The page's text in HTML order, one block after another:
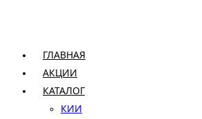
ГЛАВНАЯ
АКЦИИ
КАТАЛОГ
КИИ